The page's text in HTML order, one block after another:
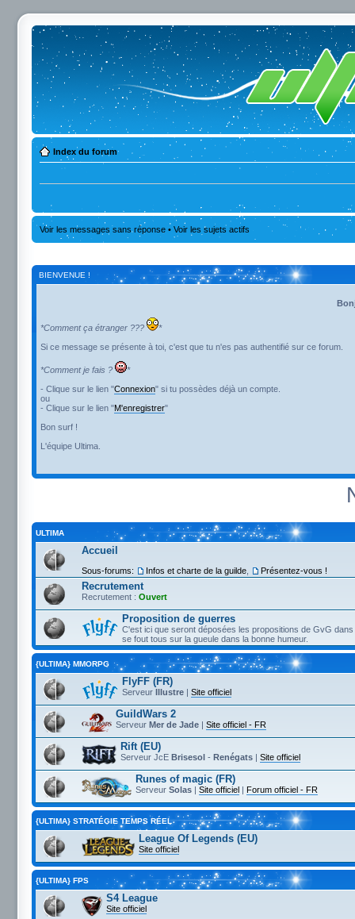
Index du forum
Voir les messages sans réponse • Voir les sujets actifs
BIENVENUE !
*Comment ça étranger ???
*
Si ce message se présente à toi, c'est que tu n'es pas authentifié sur ce forum.
*Comment je fais ?
*
- Clique sur le lien "Connexion" si tu possèdes déjà un compte.
ou
- Clique sur le lien "M'enregistrer"
Bon surf !
L'équipe Ultima.
ULTIMA
Accueil
Sous-forums: Infos et charte de la guilde Présentez-vous !
Recrutement
Recrutement : Ouvert
Proposition de guerres
C'est ici que seront déposées les propositions de GvG dans
se fout tous sur la gueule dans la bonne humeur.
{ULTIMA} MMORPG
FlyFF (FR)
Serveur Illustre | Site officiel
GuildWars 2
Serveur Mer de Jade | Site officiel - FR
Rift (EU)
Serveur JcE Brisesol - Renégats | Site officiel
Runes of magic (FR)
Serveur Solas | Site officiel | Forum officiel - FR
{ULTIMA} STRATÉGIE TEMPS RÉEL
League Of Legends (EU)
Site officiel
{ULTIMA} FPS
S4 League
Site officiel